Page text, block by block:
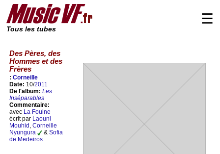
Tous les tubes
☰
Des Pères, des
Hommes et des
Frères
: Corneille
Date: 10/2011
De l'album: Les
Inséparables
Commentaire:
avec La Fouine
écrit par Laouni
Mouhid , Corneille
Nyungura
& Sofia
de Medeiros